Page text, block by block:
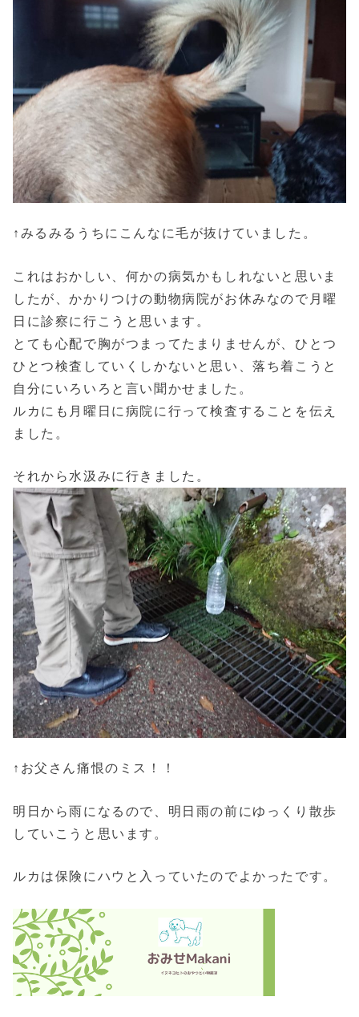
↑みるみるうちにこんなに毛が抜けていました。
これはおかしい、何かの病気かもしれないと思いま
したが、かかりつけの動物病院がお休みなので月曜
日に診察に行こうと思います。
とても心配で胸がつまってたまりませんが、ひとつ
ひとつ検査していくしかないと思い、落ち着こうと
自分にいろいろと言い聞かせました。
ルカにも月曜日に病院に行って検査することを伝え
ました。
それから水汲みに行きました。
↑お父さん痛恨のミス！！
明日から雨になるので、明日雨の前にゆっくり散歩
していこうと思います。
ルカは保険にハウと入っていたのでよかったです。